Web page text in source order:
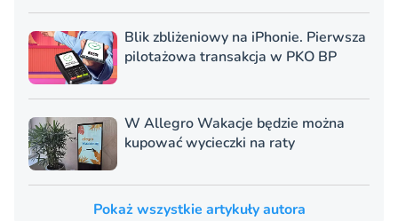
Blik zbliżeniowy na iPhonie. Pierwsza
pilotażowa transakcja w PKO BP
W Allegro Wakacje będzie można
kupować wycieczki na raty
Pokaż wszystkie artykuły autora